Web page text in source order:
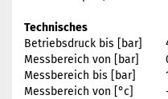
Technisches
Betriebsdruck bis [bar]
Messbereich von [bar]
Messbereich bis [bar]
Messbereich von [°c]